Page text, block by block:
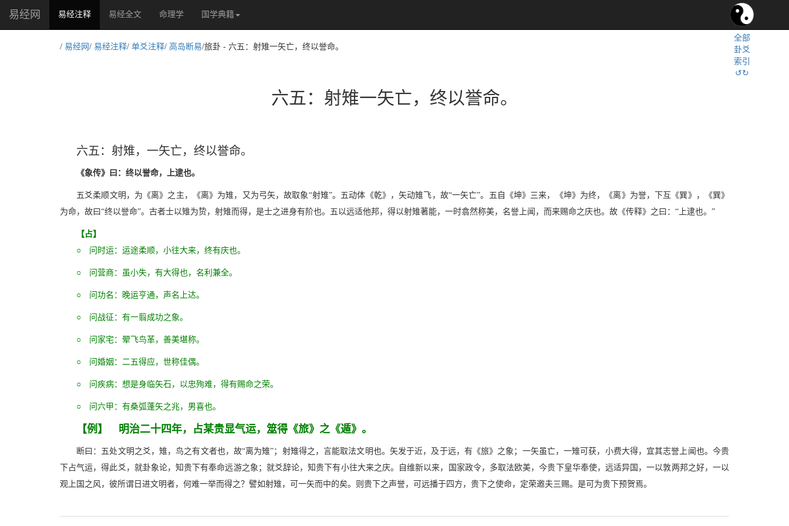
易经网 易经注释(current)易经全文 命理学 国学典籍
全部
卦爻
索引
↺↻
/ 易经网 / 易经注释/ 单爻注释/ 高岛断易/旅卦 - 六五：射雉一矢亡，终以誉命。
六五：射雉一矢亡，终以誉命。
六五：射雉，一矢亡，终以誉命。
《象传》曰：终以誉命，上逮也。
五爻柔顺文明，为《离》之主，《离》为雉，又为弓矢，故取象“射雉”。五动体《乾》，矢动雉飞，故“一矢亡”。五自《坤》三来，《坤》为终，《离》为誉，下互《巽》，《巽》
为命，故曰“终以誉命”。古者士以雉为贽，射雉而得，是士之进身有阶也。五以远适他邦，得以射雉著能，一时翕然称美，名誉上闻，而来赐命之庆也。故《传释》之曰：“上逮也。”
【占】
○ 问时运：运途柔顺，小往大来，终有庆也。
○ 问营商：虽小失，有大得也，名利兼全。
○ 问功名：晚运亨通，声名上达。
○ 问战征：有一翦成功之象。
○ 问家宅：翚飞鸟革，善美堪称。
○ 问婚姻：二五得应，世称佳偶。
○ 问疾病：想是身临矢石，以忠殉难，得有赐命之荣。
○ 问六甲：有桑弧蓬矢之兆，男喜也。
【例】 明治二十四年，占某贵显气运，筮得《旅》之《遁》。
断曰：五处文明之爻，雉，鸟之有文者也，故“离为雉”；射雉得之，言能取法文明也。矢发于近，及于远，有《旅》之象；一矢虽亡，一雉可获，小费大得，宜其志誉上闻也。今贵
下占气运，得此爻，就卦象论，知贵下有奉命远游之象；就爻辞论，知贵下有小往大来之庆。自维新以来，国家政令，多取法欧美，今贵下皇华奉使，远适异国，一以敦两邦之好，一以
观上国之风，彼所谓日进文明者，何难一举而得之？譬如射雉，可一矢而中的矣。则贵下之声誉，可远播于四方，贵下之使命，定荣邀夫三赐。是可为贵下预贺焉。